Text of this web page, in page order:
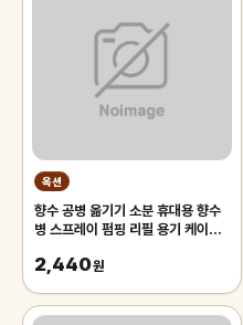
옥션
향수 공병 옮기기 소분 휴대용 향수
병 스프레이 펌핑 리필 용기 케이스
2,440원